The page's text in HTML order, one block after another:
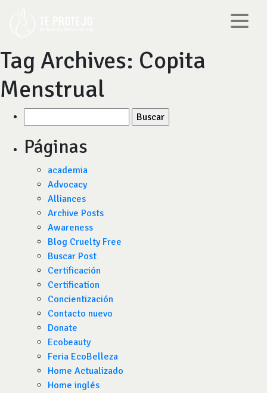
Tag Archives: Copita
Menstrual
por:
Páginas
academia
Advocacy
Alliances
Archive Posts
Awareness
Blog Cruelty Free
Buscar Post
Certificación
Certification
Concientización
Contacto nuevo
Donate
Ecobeauty
Feria EcoBelleza
Home Actualizado
Home inglés